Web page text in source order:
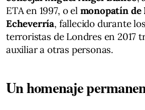
ETA en 1997, o el monopatín de
Echeverría, fallecido durante
terroristas de Londres en 2017
auxiliar a otras personas.
Un homenaje